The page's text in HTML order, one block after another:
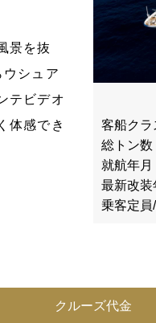
景を抜
シュア
テビデオ
体感でき
客船クラ
総トン数
就航年月
最新改装
乗客定員
クルーズ代金